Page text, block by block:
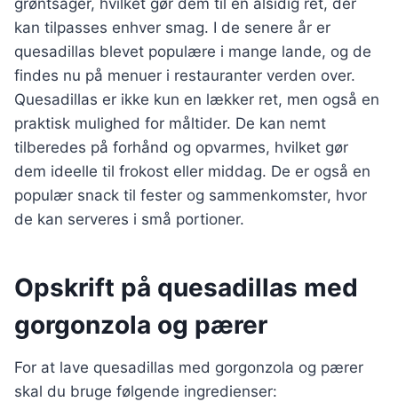
grøntsager, hvilket gør dem til en alsidig ret, der
kan tilpasses enhver smag. I de senere år er
quesadillas blevet populære i mange lande, og de
findes nu på menuer i restauranter verden over.
Quesadillas er ikke kun en lækker ret, men også en
praktisk mulighed for måltider. De kan nemt
tilberedes på forhånd og opvarmes, hvilket gør
dem ideelle til frokost eller middag. De er også en
populær snack til fester og sammenkomster, hvor
de kan serveres i små portioner.
Opskrift på quesadillas med
gorgonzola og pærer
For at lave quesadillas med gorgonzola og pærer
skal du bruge følgende ingredienser: